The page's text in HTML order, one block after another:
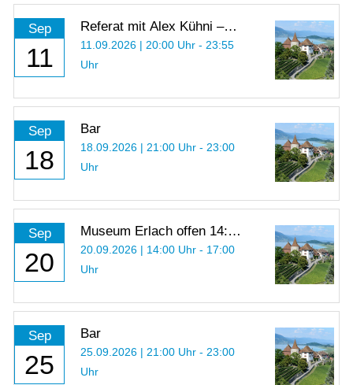
Sep
11
Referat mit Alex Kühni –
Einblick in die Arbeit als
Kriegsfotograf
11.09.2026 | 20:00 Uhr - 23:55
Uhr
Sep
18
Bar
18.09.2026 | 21:00 Uhr - 23:00
Uhr
Sep
20
Museum Erlach offen 14:00
- 17:00 Uhr
20.09.2026 | 14:00 Uhr - 17:00
Uhr
Sep
25
Bar
25.09.2026 | 21:00 Uhr - 23:00
Uhr